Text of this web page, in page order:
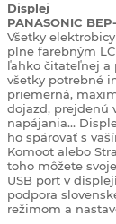
Displej
PANASONIC
Všetky
plne farebným
ľahko čitateľnej a
všetky potrebné
priemerná,
dojazd, prejdenú
napájania…
ho spárovať s
Komoot alebo
toho môžete
USB port v
podpora
režimom a